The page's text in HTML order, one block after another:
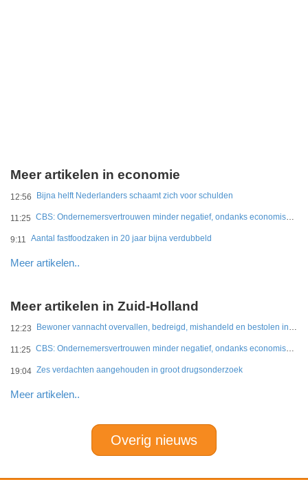
Meer artikelen in economie
12:56 Bijna helft Nederlanders schaamt zich voor schulden
11:25 CBS: Ondernemersvertrouwen minder negatief, ondanks economische onzekerheid
9:11 Aantal fastfoodzaken in 20 jaar bijna verdubbeld
Meer artikelen..
Meer artikelen in Zuid-Holland
12:23 Bewoner vannacht overvallen, bedreigd, mishandeld en bestolen in Leidschendam
11:25 CBS: Ondernemersvertrouwen minder negatief, ondanks economische onzekerheid
19:04 Zes verdachten aangehouden in groot drugsonderzoek
Meer artikelen..
Overig nieuws